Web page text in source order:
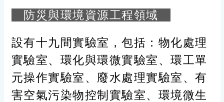
防災與環境資源工程領域
設有十九間實驗室，包括：物化處理
實驗室、環化與環微實驗室、環工單
元操作實驗室、廢水處理實驗室、有
害空氣污染物控制實驗室、環境微生